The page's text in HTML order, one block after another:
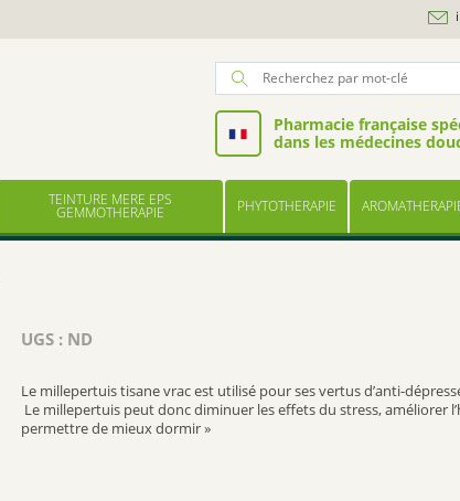
Pharmacie française
dans les médecines
TEINTURE MERE EPS
GEMMOTHERAPIE PHYTOTHERAPIE
UGS : ND
Le millepertuis tisane vrac est utilisé pour ses vertus d’anti-
Le millepertuis peut donc diminuer les effets du stress, améliorer
permettre de mieux dormir »